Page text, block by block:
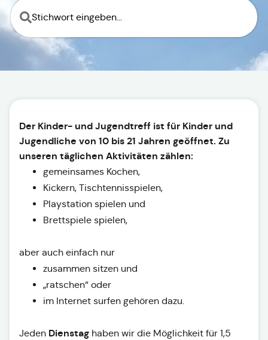
Der Kinder- und Jugendtreff ist für Kinder und
Jugendliche von 10 bis 21 Jahren geöffnet. Zu
unseren täglichen Aktivitäten zählen:
gemeinsames Kochen,
Kickern, Tischtennisspielen,
Playstation spielen und
Brettspiele spielen,
aber auch einfach nur
zusammen sitzen und
„ratschen“ oder
im Internet surfen gehören dazu.
Jeden Dienstag haben wir die Möglichkeit für 1,5